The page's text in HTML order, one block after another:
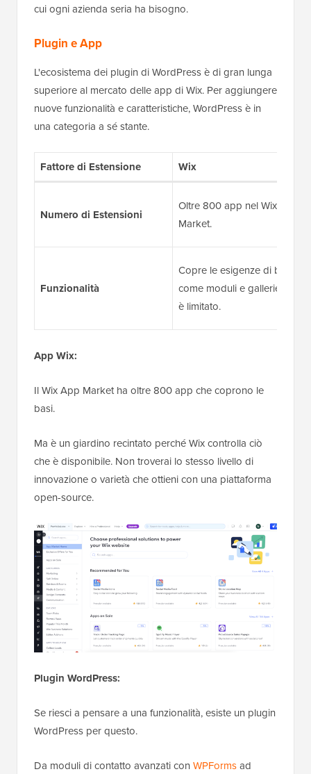
cui ogni azienda seria ha bisogno.
Plugin e App
L'ecosistema dei plugin di WordPress è di gran lunga
superiore al mercato delle app di Wix. Per aggiungere
nuove funzionalità e caratteristiche, WordPress è in
una categoria a sé stante.
Fattore di Estensione Wix
Numero di Estensioni
Oltre 800 app nel Wix App
Market.
Funzionalità
Copre le esigenze di base
come moduli e gallerie, ma
è limitato.
App Wix:
Il Wix App Market ha oltre 800 app che coprono le
basi.
Ma è un giardino recintato perché Wix controlla ciò
che è disponibile. Non troverai lo stesso livello di
innovazione o varietà che ottieni con una piattaforma
open-source.
Plugin WordPress:
Se riesci a pensare a una funzionalità, esiste un plugin
WordPress per questo.
Da moduli di contatto avanzati con WPFormsad